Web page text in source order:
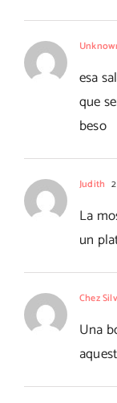
esa
que
beso
Judith
La
un
Chez
Una